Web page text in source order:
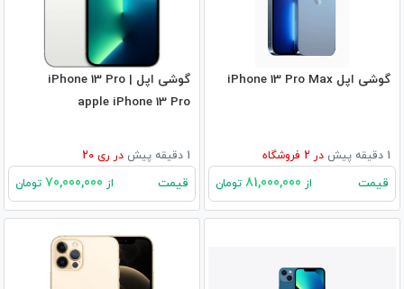
گوشی اپل iPhone 13 Pro Max
1 دقیقه پیش در فروشگاه
قیمت از تومان
گوشی اپل iPhone 13 Pro |
apple iPhone 13 Pro
1 دقیقه پیش در ری 20
قیمت از تومان